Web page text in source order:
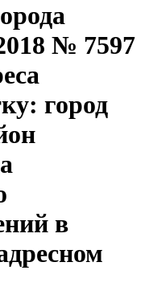
№ 7597
город
в